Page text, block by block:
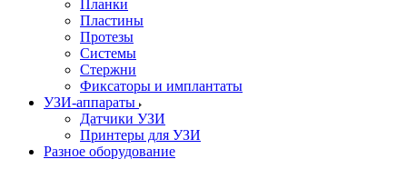
Планки
Пластины
Протезы
Системы
Стержни
Фиксаторы и имплантаты
УЗИ-аппараты
Датчики УЗИ
Принтеры для УЗИ
Разное оборудование